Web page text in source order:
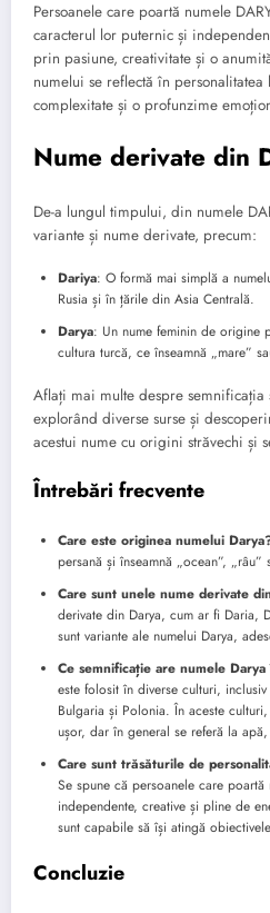
Persoanele care poartă numele
caracterul lor puternic și
prin pasiune, creativitate și o
numelui se reflectă în
complexitate și o profunzime
Nume derivate din
De-a lungul timpului, din numele
variante și nume derivate, precum:
Dariya: O formă mai simplă a
Rusia și în țările din Asia Centrală.
Darya: Un nume feminin de origine
cultura turcă, ce înseamnă „mare”
Aflați mai multe despre
explorând diverse surse și
acestui nume cu origini străvechi și
Întrebări frecvente
Care este originea numelui
persană și înseamnă „ocean”, „râu”
Care sunt unele nume derivate
derivate din Darya, cum ar fi Daria,
sunt variante ale numelui Darya,
Ce semnificație are numele
este folosit în diverse culturi,
Bulgaria și Polonia. În aceste
ușor, dar în general se referă la
Care sunt trăsăturile de
Se spune că persoanele care poartă
independente, creative și pline de
sunt capabile să își atingă
Concluzie